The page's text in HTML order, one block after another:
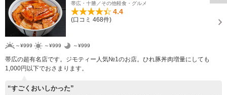
帯広・十勝／その他軽食・グルメ
4.4
(口コミ 468件)
～¥999 ～¥999 ～¥999
帯広の超有名店です。ジモティー人気№1のお店。ひれ豚丼肉増量にしても
1,000円以下でおさまります。
“すごくおいしかった”